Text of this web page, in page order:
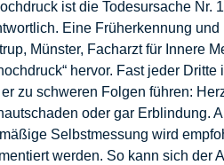
ist die Todesursache Nr.
Eine Früherkennung
Münster, Facharzt für Innere
hervor. Fast jeder
er zu schweren Folgen führen:
oder gar Erblindung.
Selbstmessung wird
werden. So kann sich der